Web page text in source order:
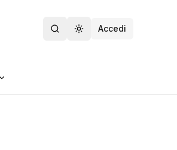
Toggle theme
Accedi